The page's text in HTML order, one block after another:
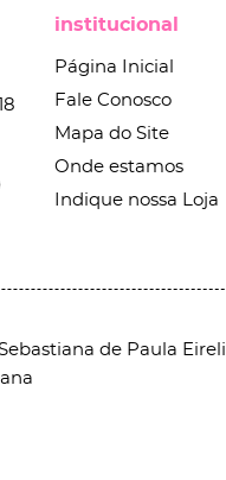
institucional
Página Inicial
Fale Conosco
Mapa do Site
Onde estamos
Indique nossa Loja
de Paula Eireli